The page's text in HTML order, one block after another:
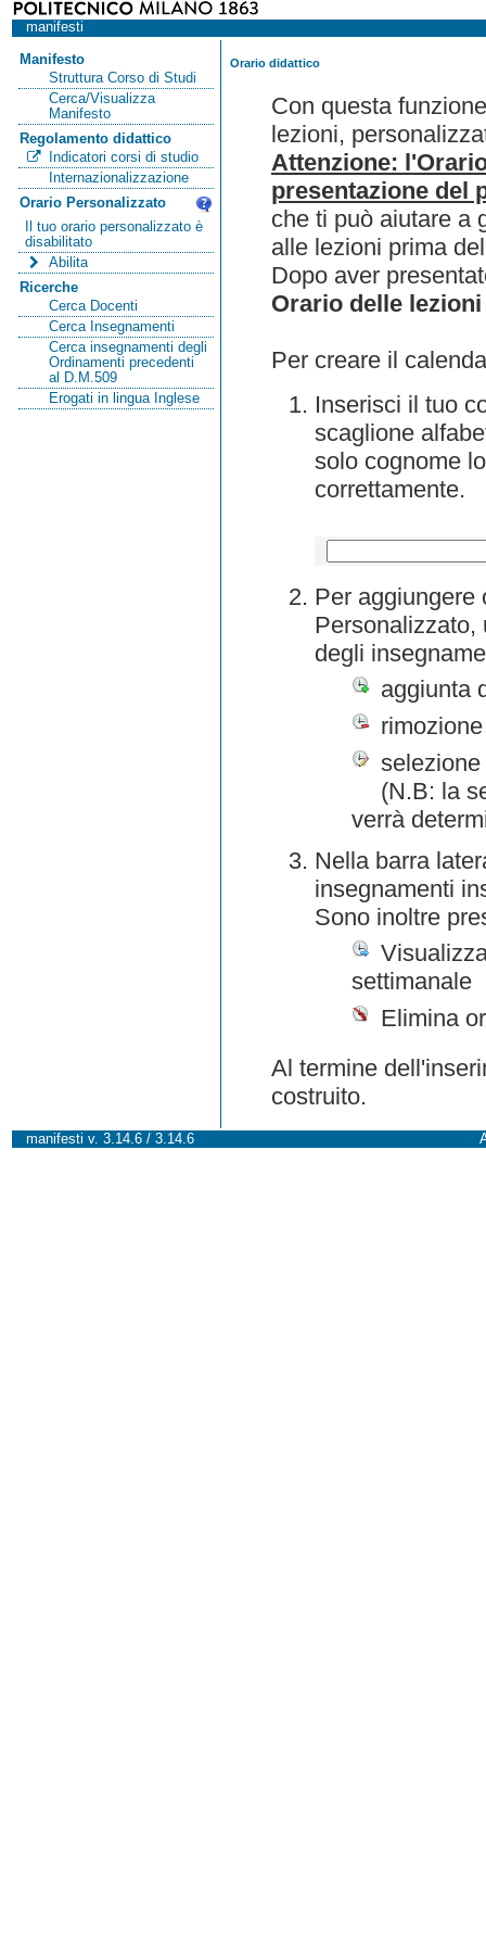
manifesti
Manifesto
Struttura Corso di Studi
Cerca/Visualizza
Manifesto
Regolamento didattico
Indicatori corsi di studio
Internazionalizzazione
Orario Personalizzato
Il tuo orario personalizzato è
disabilitato
Abilita
Ricerche
Cerca Docenti
Cerca Insegnamenti
Cerca insegnamenti degli
Ordinamenti precedenti
al D.M.509
Erogati in lingua Inglese
Orario didattico
Con questa
lezioni,
Attenzione:
presentazione del
che ti può aiutare a
alle lezioni prima
Dopo aver
Orario delle lezioni
Per creare il
Inserisci il tuo
scaglione
solo cognome
correttamente.
Per aggiungere
Personalizzato,
degli
aggiunta
(N.B: la
verrà
Nella barra
insegnamenti
Sono inoltre
settimanale
Elimina
Al termine
costruito.
manifesti v. 3.14.6 / 3.14.6